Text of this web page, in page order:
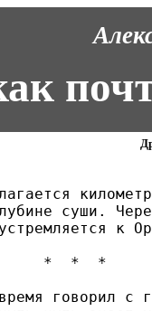
суши.
к
*  *  *
говорил с